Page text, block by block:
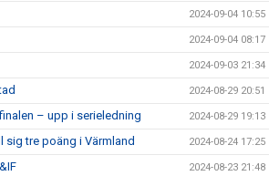
2024-09-04 10:55
2024-09-04 08:17
2024-09-03 21:34
2024-08-29 20:51
– upp i serieledning 2024-08-29 19:13
sig tre poäng i Värmland 2024-08-24 17:25
2024-08-23 21:48